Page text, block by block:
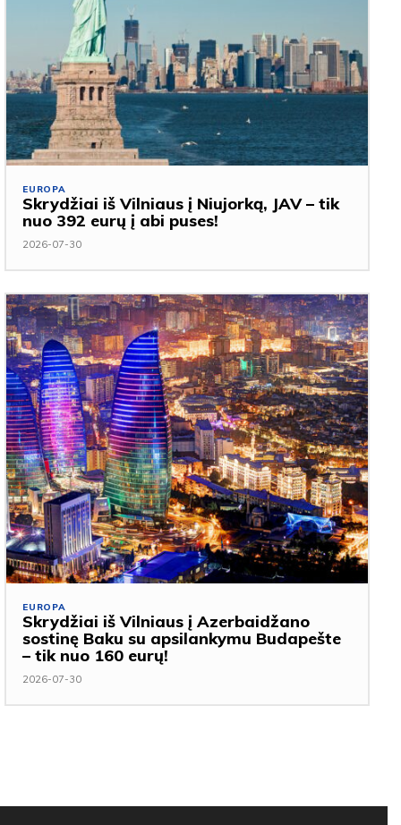
EUROPA
Skrydžiai iš Vilniaus į Niujorką, JAV – tik
nuo 392 eurų į abi puses!
2026-07-30
EUROPA
Skrydžiai iš Vilniaus į Azerbaidžano
sostinę Baku su apsilankymu Budapešte
– tik nuo 160 eurų!
2026-07-30